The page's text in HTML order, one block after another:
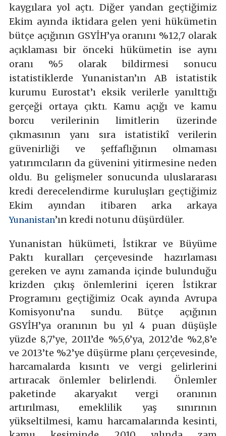
kaygılara yol açtı. Diğer yandan geçtiğimiz
Ekim ayında iktidara gelen yeni hükümetin
bütçe açığının GSYİH’ya oranını %12,7 olarak
açıklaması bir önceki hükümetin ise aynı
oranı %5 olarak bildirmesi sonucu
istatistiklerde Yunanistan’ın AB istatistik
kurumu Eurostat’ı eksik verilerle yanılttığı
gerçeği ortaya çıktı. Kamu açığı ve kamu
borcu verilerinin limitlerin üzerinde
çıkmasının yanı sıra istatistikî verilerin
güvenirliği ve şeffaflığının olmaması
yatırımcıların da güvenini yitirmesine neden
oldu. Bu gelişmeler sonucunda uluslararası
kredi derecelendirme kuruluşları geçtiğimiz
Ekim ayından itibaren arka arkaya
Yunanistan’ın kredi notunu düşürdüler.
Yunanistan hükümeti, İstikrar ve Büyüme
Paktı kuralları çerçevesinde hazırlaması
gereken ve aynı zamanda içinde bulunduğu
krizden çıkış önlemlerini içeren İstikrar
Programını geçtiğimiz Ocak ayında Avrupa
Komisyonu’na sundu. Bütçe açığının
GSYİH’ya oranının bu yıl 4 puan düşüşle
yüzde 8,7’ye, 2011’de %5,6’ya, 2012’de %2,8’e
ve 2013’te %2’ye düşürme planı çerçevesinde,
harcamalarda kısıntı ve vergi gelirlerini
artıracak önlemler belirlendi. Önlemler
paketinde akaryakıt vergi oranının
artırılması, emeklilik yaş sınırının
yükseltilmesi, kamu harcamalarında kesinti,